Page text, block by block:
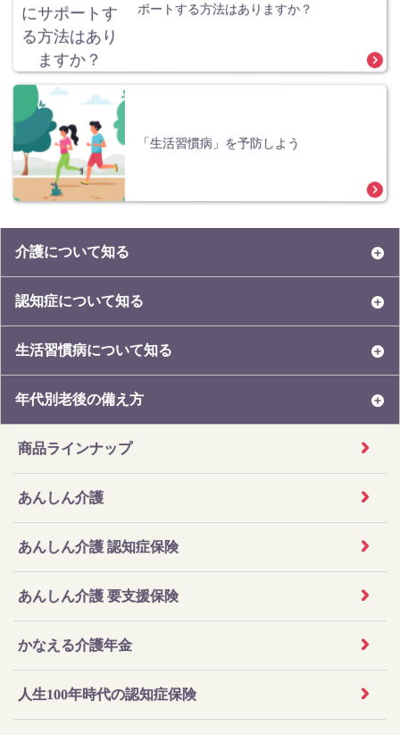
ポートする方法はありますか？
「生活習慣病」を予防しよう
介護について知る
認知症について知る
生活習慣病について知る
年代別老後の備え方
商品ラインナップ
あんしん介護
あんしん介護 認知症保険
あんしん介護 要支援保険
かなえる介護年金
人生100年時代の認知症保険